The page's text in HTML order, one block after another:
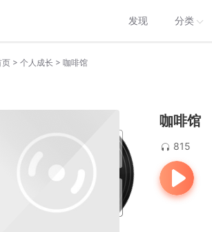
发现 分类
页 > 个人成长 > 咖啡馆
咖啡馆
815